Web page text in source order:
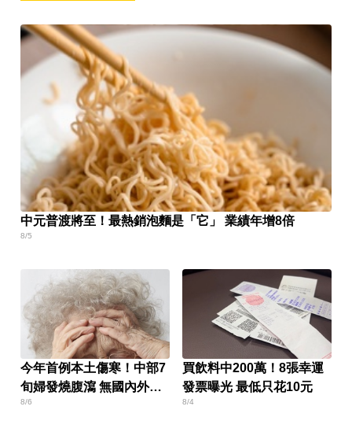
中元普渡將至！最熱銷泡麵是「它」 業績年增8倍
8/5
今年首例本土傷寒！中部7
旬婦發燒腹瀉 無國內外旅
遊史
8/6
買飲料中200萬！8張幸運
發票曝光 最低只花10元
8/4